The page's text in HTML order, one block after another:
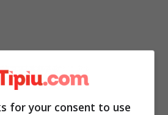
for your consent to use